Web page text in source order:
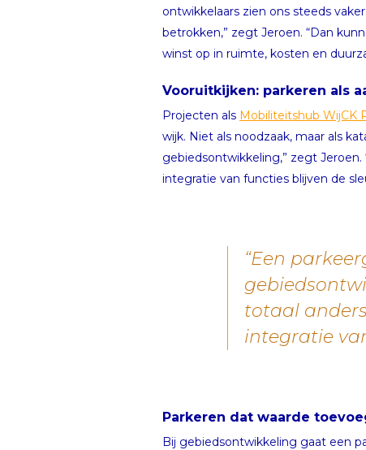
ontwikkelaars zien ons steeds
betrokken,” zegt Jeroen. “Dan
winst op in ruimte, kosten en
Vooruitkijken: parkeren als
Projecten als Mobiliteitshub WijCK
wijk. Niet als noodzaak, maar als
gebiedsontwikkeling,” zegt
integratie van functies blijven de
“Een
totaal
integratie
Parkeren dat waarde
Bij gebiedsontwikkeling gaat een